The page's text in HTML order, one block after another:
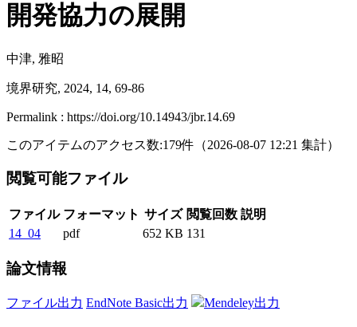
開発協力の展開
中津, 雅昭
境界研究, 2024, 14, 69-86
Permalink : https://doi.org/10.14943/jbr.14.69
このアイテムのアクセス数:179件 （2026-08-07 12:21 集計）
閲覧可能ファイル
ファイル フォーマット サイズ 閲覧回数 説明
14_04
pdf 652 KB 131
論文情報
ファイル出力 EndNote Basic出力 Mendeley出力